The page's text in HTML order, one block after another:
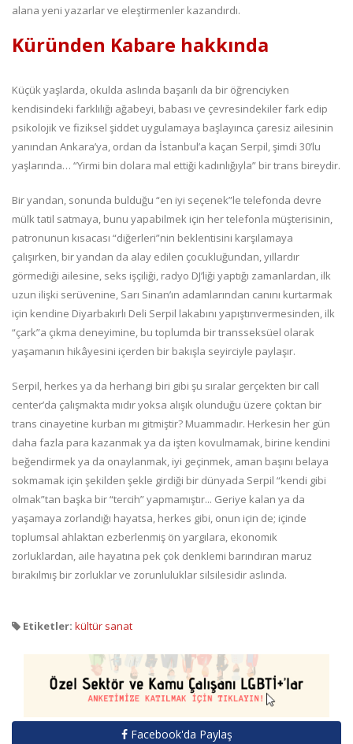
alana yeni yazarlar ve eleştirmenler kazandırdı.
Küründen Kabare hakkında
Küçük yaşlarda, okulda aslında başarılı da bir öğrenciyken
kendisindeki farklılığı ağabeyi, babası ve çevresindekiler fark edip
psikolojik ve fiziksel şiddet uygulamaya başlayınca çaresiz ailesinin
yanından Ankara’ya, ordan da İstanbul’a kaçan Serpil, şimdi 30’lu
yaşlarında… “Yirmi bin dolara mal ettiği kadınlığıyla” bir trans bireydir.
Bir yandan, sonunda bulduğu “en iyi seçenek”le telefonda devre
mülk tatil satmaya, bunu yapabilmek için her telefonla müşterisinin,
patronunun kısacası “diğerleri”nin beklentisini karşılamaya
çalışırken, bir yandan da alay edilen çocukluğundan, yıllardır
görmediği ailesine, seks işçiliği, radyo DJ’liği yaptığı zamanlardan, ilk
uzun ilişki serüvenine, Sarı Sinan’ın adamlarından canını kurtarmak
için kendine Diyarbakırlı Deli Serpil lakabını yapıştırıvermesinden, ilk
“çark”a çıkma deneyimine, bu toplumda bir transseksüel olarak
yaşamanın hikâyesini içerden bir bakışla seyirciyle paylaşır.
Serpil, herkes ya da herhangi biri gibi şu sıralar gerçekten bir call
center’da çalışmakta mıdır yoksa alışık olunduğu üzere çoktan bir
trans cinayetine kurban mı gitmiştir? Muammadır. Herkesin her gün
daha fazla para kazanmak ya da işten kovulmamak, birine kendini
beğendirmek ya da onaylanmak, iyi geçinmek, aman başını belaya
sokmamak için şekilden şekle girdiği bir dünyada Serpil “kendi gibi
olmak”tan başka bir “tercih” yapmamıştır... Geriye kalan ya da
yaşamaya zorlandığı hayatsa, herkes gibi, onun için de; içinde
toplumsal ahlaktan ezberlenmiş ön yargılara, ekonomik
zorluklardan, aile hayatına pek çok denklemi barındıran maruz
bırakılmış bir zorluklar ve zorunluluklar silsilesidir aslında.
Etiketler: kültür sanat
Facebook'da Paylaş